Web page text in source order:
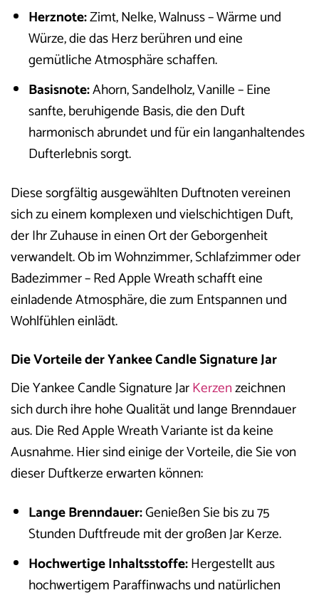
Herznote:Zimt, Nelke, Walnuss – Wärme und
Würze, die das Herz berühren und eine
gemütliche Atmosphäre schaffen.
Basisnote:Ahorn, Sandelholz, Vanille – Eine
sanfte, beruhigende Basis, die den Duft
harmonisch abrundet und für ein langanhaltendes
Dufterlebnis sorgt.
Diese sorgfältig ausgewählten Duftnoten vereinen
sich zu einem komplexen und vielschichtigen Duft,
der Ihr Zuhause in einen Ort der Geborgenheit
verwandelt. Ob im Wohnzimmer, Schlafzimmer oder
Badezimmer – Red Apple Wreath schafft eine
einladende Atmosphäre, die zum Entspannen und
Wohlfühlen einlädt.
Die Vorteile der Yankee Candle Signature Jar
Die Yankee Candle Signature JarKerzenzeichnen
sich durch ihre hohe Qualität und lange Brenndauer
aus. Die Red Apple Wreath Variante ist da keine
Ausnahme. Hier sind einige der Vorteile, die Sie von
dieser Duftkerze erwarten können:
Lange Brenndauer:Genießen Sie bis zu 75
Stunden Duftfreude mit der großen Jar Kerze.
Hochwertige Inhaltsstoffe:Hergestellt aus
hochwertigem Paraffinwachs und natürlichen